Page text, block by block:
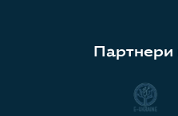
Партнери